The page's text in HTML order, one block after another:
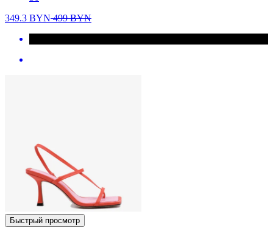
349.3 BYN499BYN
Быстрый просмотр